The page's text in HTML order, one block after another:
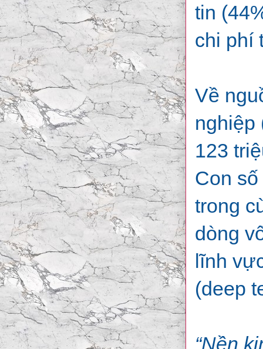
tin
chi phí
Về
nghiệp
123
Con
trong
dòng
lĩnh
(deep
“Nền